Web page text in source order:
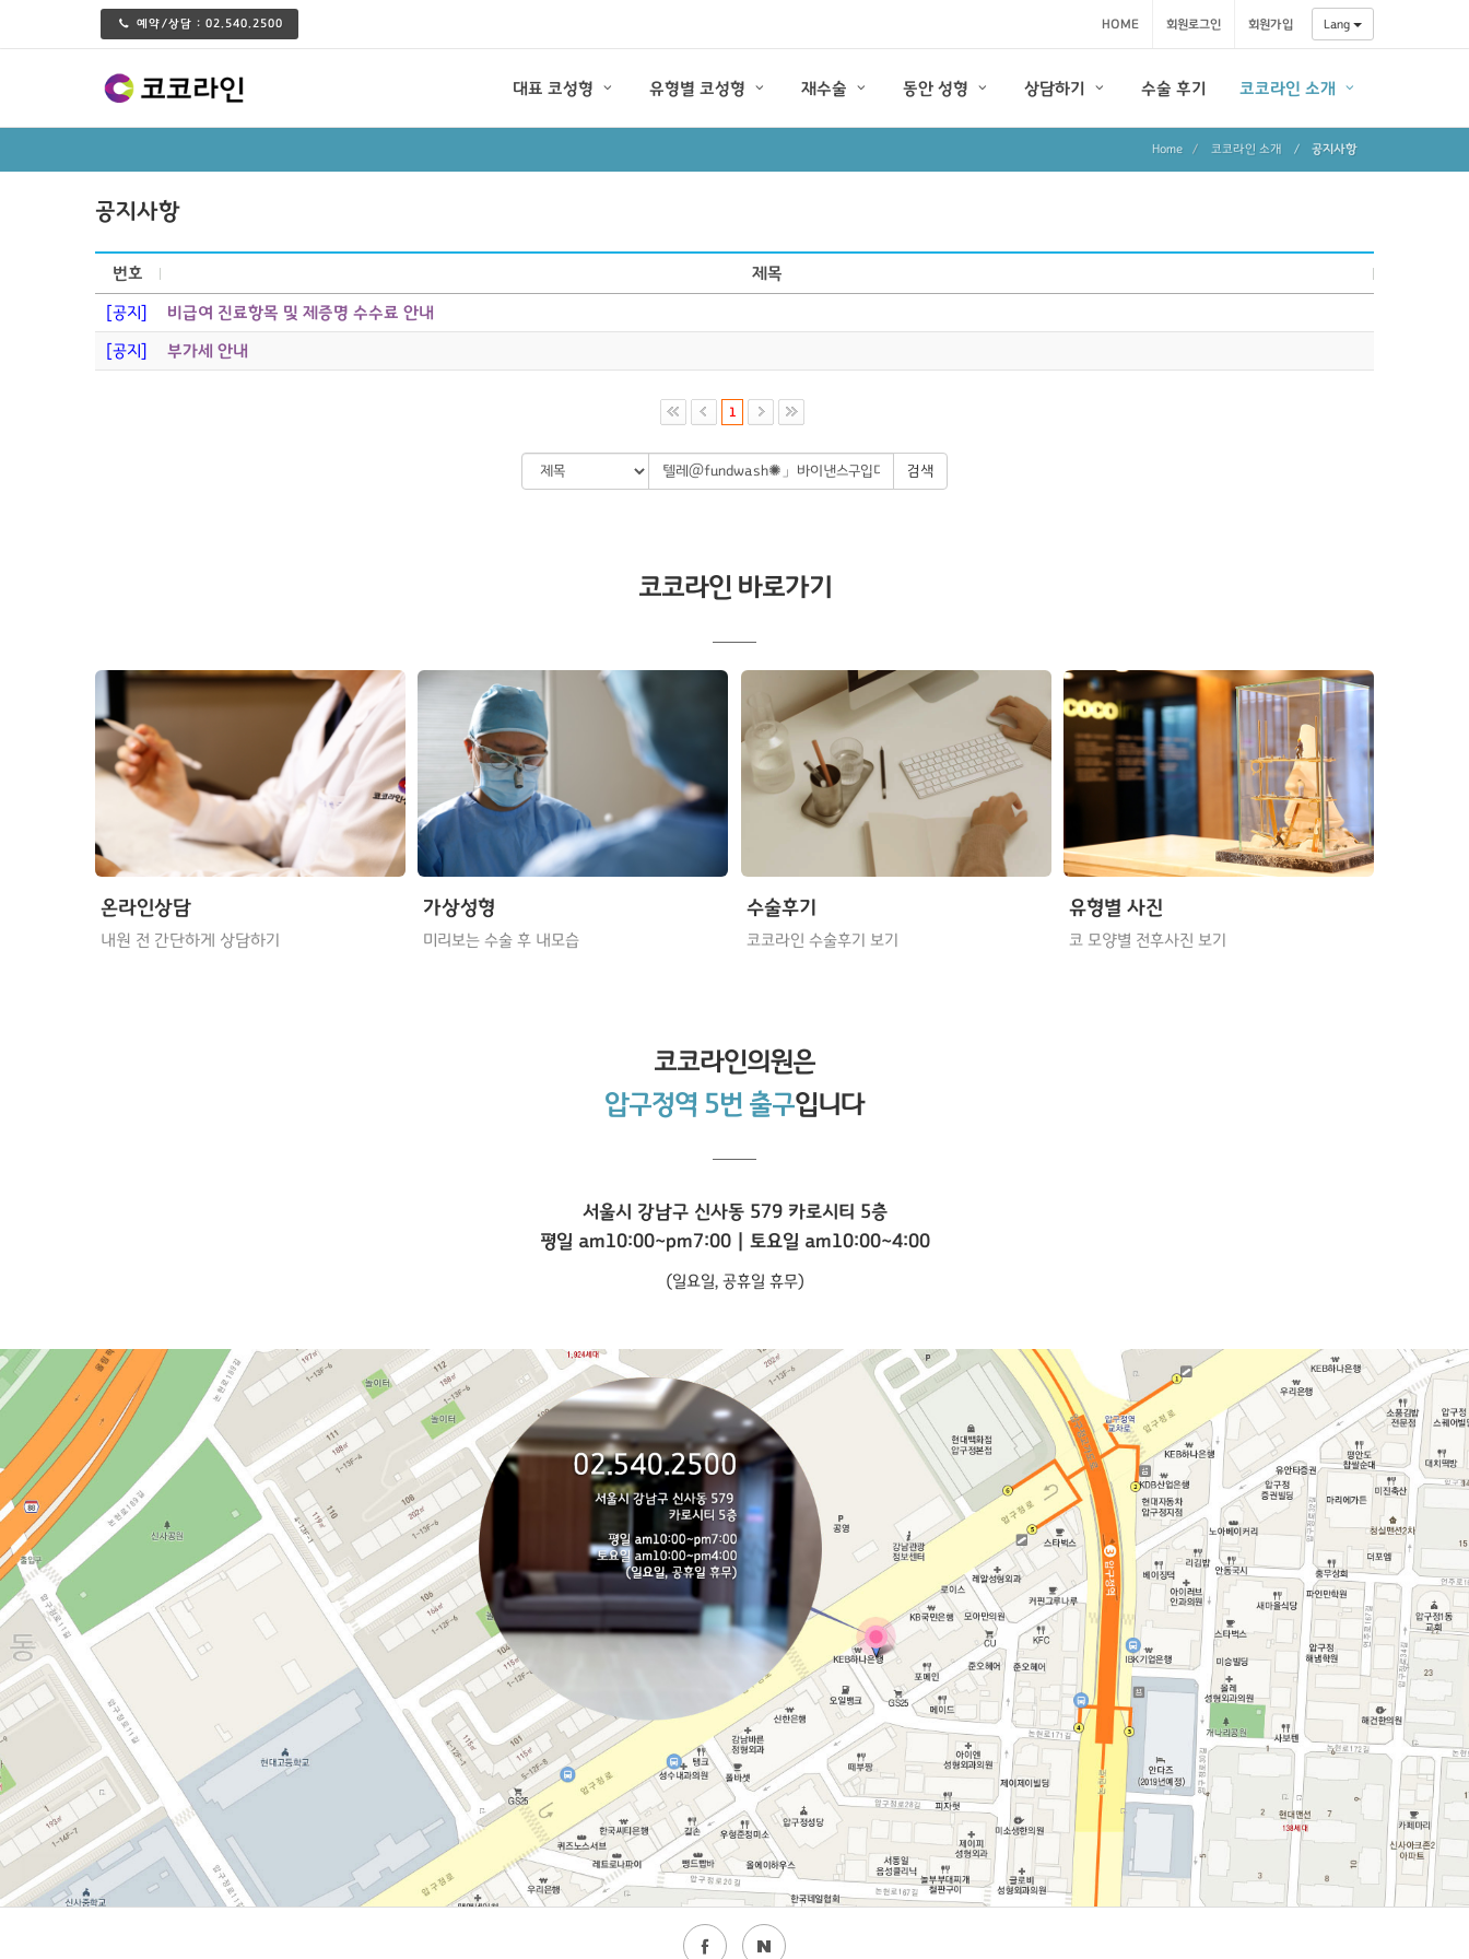
예약/상담 : 02.540.2500 HOME 회원로그인 회원가입 Lang
대표 코성형 유형별 코성형 재수술 동안 성형 상담하기 수술 후기 코코라인 소개
Home 코코라인 소개 / 공지사항
공지사항
번호 제목
[공지] 비급여 진료항목 및 제증명 수수료 안내
[공지] 부가세 안내
1
검색
코코라인 바로가기
온라인상담
내원 전 간단하게 상담하기
가상성형
미리보는 수술 후 내모습
수술후기
코코라인 수술후기 보기
유형별 사진
코 모양별 전후사진 보기
코코라인의원은
압구정역 5번 출구입니다
서울시 강남구 신사동 579 카로시티 5층
평일 am10:00~pm7:00 | 토요일 am10:00~4:00
(일요일, 공휴일 휴무)